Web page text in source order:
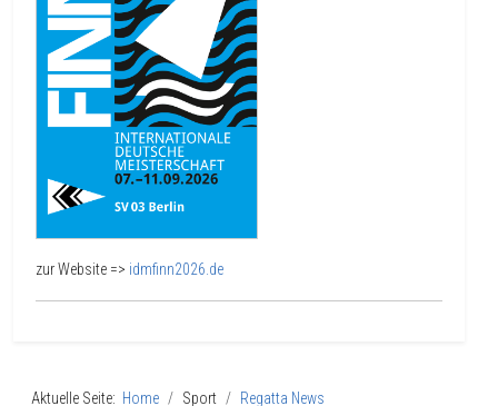
zur Website => idmfinn2026.de
Aktuelle Seite: Home Sport
Regatta News